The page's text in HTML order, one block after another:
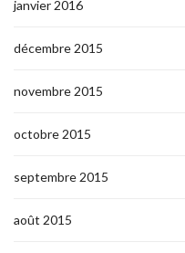
janvier 2016
décembre 2015
novembre 2015
octobre 2015
septembre 2015
août 2015